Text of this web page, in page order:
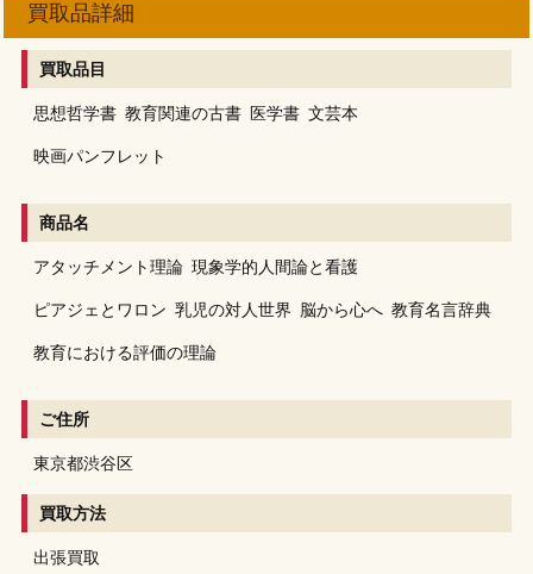
買取品詳細
買取品目
思想哲学書 教育関連の古書 医学書 文芸本
映画パンフレット
商品名
アタッチメント理論 現象学的人間論と看護
ピアジェとワロン 乳児の対人世界 脳から心へ 教育名言辞典
教育における評価の理論
ご住所
東京都渋谷区
買取方法
出張買取